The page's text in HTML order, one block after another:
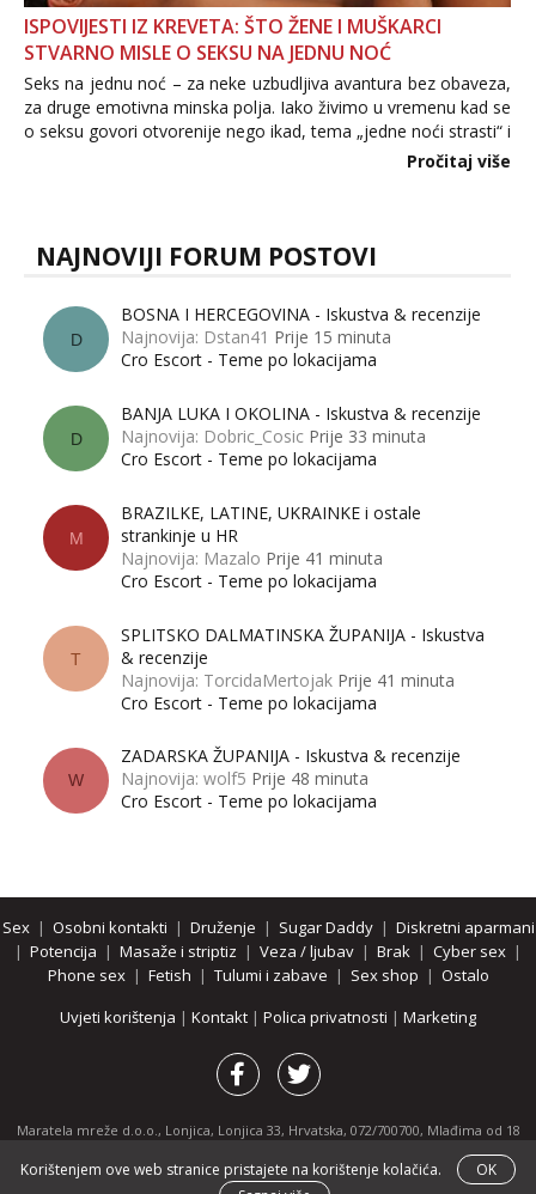
ISPOVIJESTI IZ KREVETA: ŠTO ŽENE I MUŠKARCI
STVARNO MISLE O SEKSU NA JEDNU NOĆ
Seks na jednu noć – za neke uzbudljiva avantura bez obaveza,
za druge emotivna minska polja. Iako živimo u vremenu kad se
o seksu govori otvorenije nego ikad, tema „jedne noći strasti“ i
dalje izaziva burne rasprave. Što zapravo misle žene, a što
Pročitaj više
NAJNOVIJI FORUM POSTOVI
D
BOSNA I HERCEGOVINA - Iskustva & recenzije
Najnovija: Dstan41 Prije 15 minuta
Cro Escort - Teme po lokacijama
D
BANJA LUKA I OKOLINA - Iskustva & recenzije
Najnovija: Dobric_Cosic Prije 33 minuta
Cro Escort - Teme po lokacijama
M
BRAZILKE, LATINE, UKRAINKE i ostale
strankinje u HR
Najnovija: Mazalo Prije 41 minuta
Cro Escort - Teme po lokacijama
T
SPLITSKO DALMATINSKA ŽUPANIJA - Iskustva
& recenzije
Najnovija: TorcidaMertojak Prije 41 minuta
Cro Escort - Teme po lokacijama
W
ZADARSKA ŽUPANIJA - Iskustva & recenzije
Najnovija: wolf5 Prije 48 minuta
Cro Escort - Teme po lokacijama
Sex| Osobni kontakti | Druženje | Sugar Daddy| Diskretni aparmani
| Potencija | Masaže i striptiz | Veza / ljubav | Brak | Cyber sex |
Phone sex| Fetish | Tulumi i zabave | Sex shop | Ostalo
Uvjeti korištenja | Kontakt | Polica privatnosti | Marketing
Maratela mreže d.o.o., Lonjica, Lonjica 33, Hrvatska, 072/700700, Mlađima od 18
Partnerski portali:osobnikontakti.com|hotline.hr|ThePornDude.com
Korištenjem ove web stranice pristajete na korištenje kolačića.
OK